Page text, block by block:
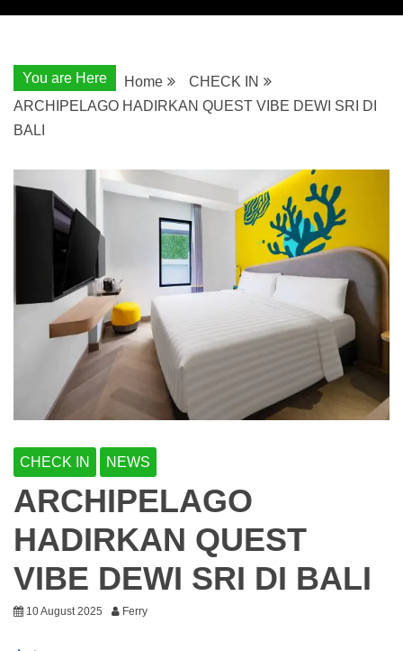
You are Here Home
CHECK IN
ARCHIPELAGO HADIRKAN QUEST VIBE DEWI SRI DI
BALI
CHECK IN NEWS
ARCHIPELAGO
HADIRKAN QUEST
VIBE DEWI SRI DI BALI
10 August 2025 Ferry